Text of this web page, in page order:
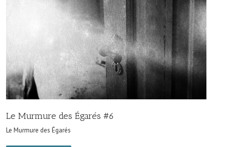
Le Murmure des Égarés #6
Le Murmure des Égarés